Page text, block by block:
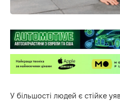
У більшості людей є стійке